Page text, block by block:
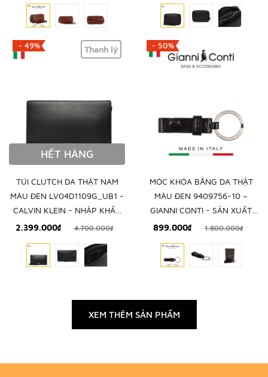
- 49% Thanh lý
HẾT HÀNG
TÚI CLUTCH DA THẬT NAM
MÀU ĐEN LV04D1109G_UB1 -
CALVIN KLEIN - NHẬP KHẨU
CHÍNH HÃNG TỪ Ý
2.399.000₫ 4.700.000₫
- 50%
MÓC KHÓA BẰNG DA THẬT
MÀU ĐEN 9409756-10 –
GIANNI CONTI - SẢN XUẤT
THỦ CÔNG TẠI ITALY
899.000₫ 1.800.000₫
XEM THÊM SẢN PHẨM